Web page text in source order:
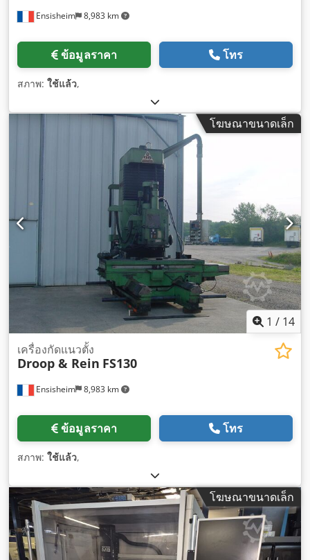
Ensisheim 8,983 km
ข้อมูลราคา โทร
สภาพ: ใช้แล้ว,
โฆษณาขนาดเล็ก
1 / 14
Ensisheim 8,983 km
เครื่องกัดแนวตั้ง
Droop & Rein FS130
ข้อมูลราคา โทร
สภาพ: ใช้แล้ว,
โฆษณาขนาดเล็ก